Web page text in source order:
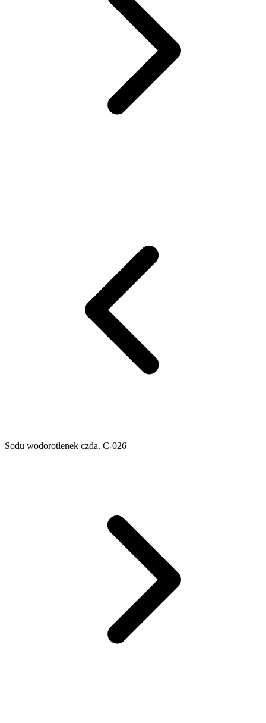
Sodu wodorotlenek czda. C-026